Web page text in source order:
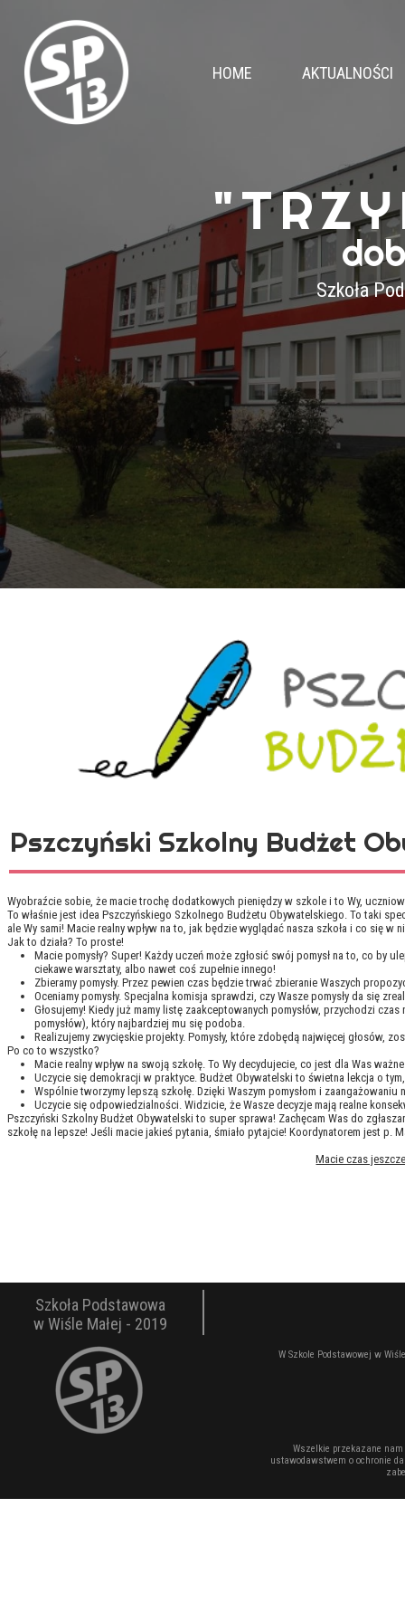
HOME AKTUALNOŚCI
Szkoła
Wyobraźcie sobie, że macie trochę dodatkowych pieniędzy w szkole i to Wy,
To właśnie jest idea Pszczyńskiego Szkolnego Budżetu Obywatelskiego. To taki
ale Wy sami! Macie realny wpływ na to, jak będzie wyglądać nasza szkoła i co się w
Jak to działa? To proste!
Macie pomysły? Super! Każdy uczeń może zgłosić swój pomysł na to, co by
ciekawe warsztaty, albo nawet coś zupełnie innego!
Zbieramy pomysły. Przez pewien czas będzie trwać zbieranie Waszych
Oceniamy pomysły. Specjalna komisja sprawdzi, czy Wasze pomysły da się
Głosujemy! Kiedy już mamy listę zaakceptowanych pomysłów, przychodzi
pomysłów), który najbardziej mu się podoba.
Realizujemy zwycięskie projekty. Pomysły, które zdobędą najwięcej głosów,
Po co to wszystko?
Macie realny wpływ na swoją szkołę. To Wy decydujecie, co jest dla Was
Uczycie się demokracji w praktyce. Budżet Obywatelski to świetna lekcja o
Wspólnie tworzymy lepszą szkołę. Dzięki Waszym pomysłom i
Uczycie się odpowiedzialności. Widzicie, że Wasze decyzje mają realne
Pszczyński Szkolny Budżet Obywatelski to super sprawa! Zachęcam Was do
szkołę na lepsze! Jeśli macie jakieś pytania, śmiało pytajcie! Koordynatorem jest p.
Macie czas
Pszczyński Szkolny Budżet
W Szkole Podstawowej w
Wszelkie przekazane
ustawodawstwem o ochronie
Szkoła Podstawowa
w Wiśle Małej - 2019